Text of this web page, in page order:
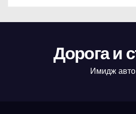
Дорога и
Имидж авто